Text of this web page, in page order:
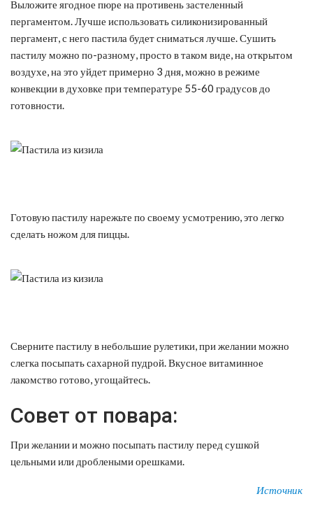
Выложите ягодное пюре на противень застеленный
пергаментом. Лучше использовать силиконизированный
пергамент, с него пастила будет сниматься лучше. Сушить
пастилу можно по-разному, просто в таком виде, на открытом
воздухе, на это уйдет примерно 3 дня, можно в режиме
конвекции в духовке при температуре 55-60 градусов до
готовности.
Готовую пастилу нарежьте по своему усмотрению, это легко
сделать ножом для пиццы.
Сверните пастилу в небольшие рулетики, при желании можно
слегка посыпать сахарной пудрой. Вкусное витаминное
лакомство готово, угощайтесь.
Совет от повара:
При желании и можно посыпать пастилу перед сушкой
цельными или дроблеными орешками.
Источник